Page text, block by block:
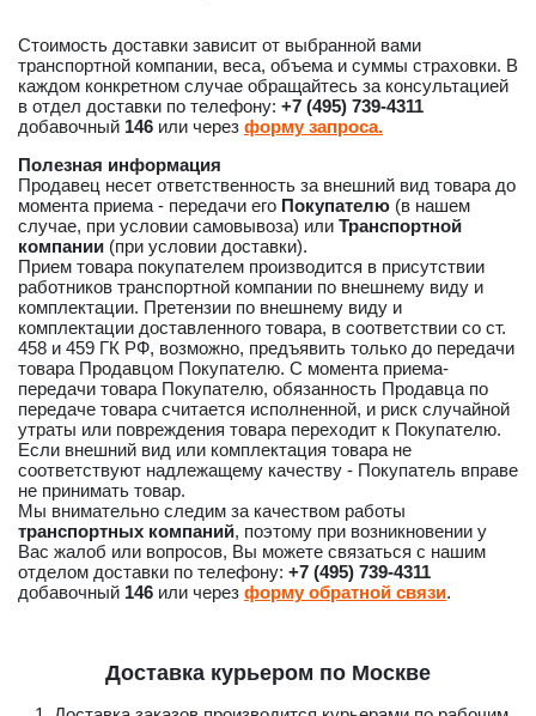
Стоимость доставки зависит от выбранной вами
транспортной компании, веса, объема и суммы страховки. В
каждом конкретном случае обращайтесь за консультацией
в отдел доставки по телефону: +7 (495) 739-4311
добавочный 146 или через форму запроса.
Полезная информация
Продавец несет ответственность за внешний вид товара до
момента приема - передачи его Покупателю (в нашем
случае, при условии самовывоза) или Транспортной
компании (при условии доставки).
Прием товара покупателем производится в присутствии
работников транспортной компании по внешнему виду и
комплектации. Претензии по внешнему виду и
комплектации доставленного товара, в соответствии со ст.
458 и 459 ГК РФ, возможно, предъявить только до передачи
товара Продавцом Покупателю. С момента приема-
передачи товара Покупателю, обязанность Продавца по
передаче товара считается исполненной, и риск случайной
утраты или повреждения товара переходит к Покупателю.
Если внешний вид или комплектация товара не
соответствуют надлежащему качеству - Покупатель вправе
не принимать товар.
Мы внимательно следим за качеством работы
транспортных компаний, поэтому при возникновении у
Вас жалоб или вопросов, Вы можете связаться с нашим
отделом доставки по телефону: +7 (495) 739-4311
добавочный 146 или через форму обратной связи.
Доставка курьером по Москве